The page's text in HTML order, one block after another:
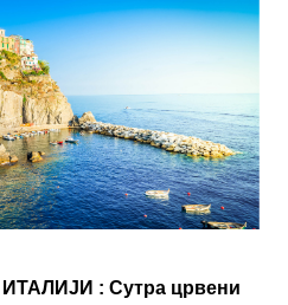
: Сутра црвени